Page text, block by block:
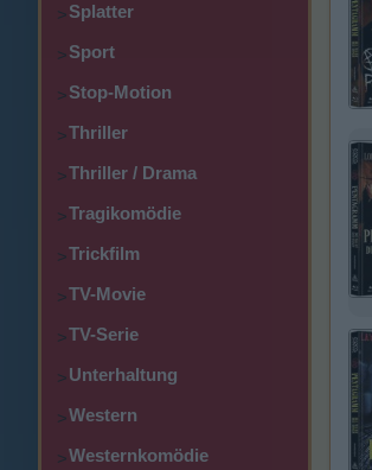
>Splatter
>Sport
>Stop-Motion
>Thriller
>Thriller / Drama
>Tragikomödie
>Trickfilm
>TV-Movie
>TV-Serie
>Unterhaltung
>Western
>Westernkomödie